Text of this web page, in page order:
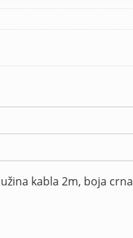
kabla 2m, boja crna